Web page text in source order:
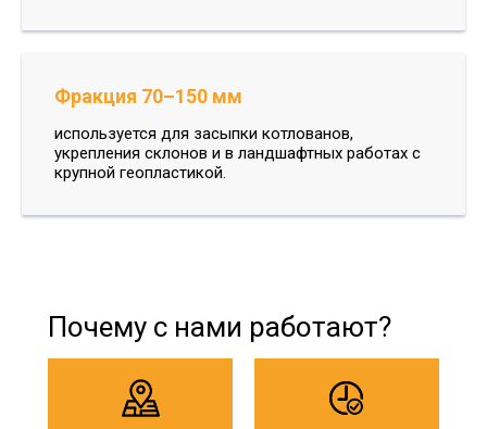
Фракция 70–150 мм
используется для засыпки котлованов,
укрепления склонов и в ландшафтных работах с
крупной геопластикой.
Почему с нами работают?